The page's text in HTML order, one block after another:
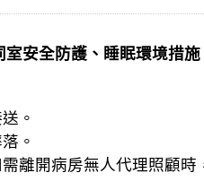
室安全防護、睡眠環境措施
。
。
離開病房無人代理照顧